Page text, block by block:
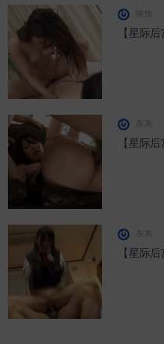
【星际
灰灰
【星际
灰灰
【星际